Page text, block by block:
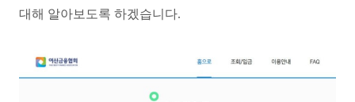
대해 알아보도록 하겠습니다.